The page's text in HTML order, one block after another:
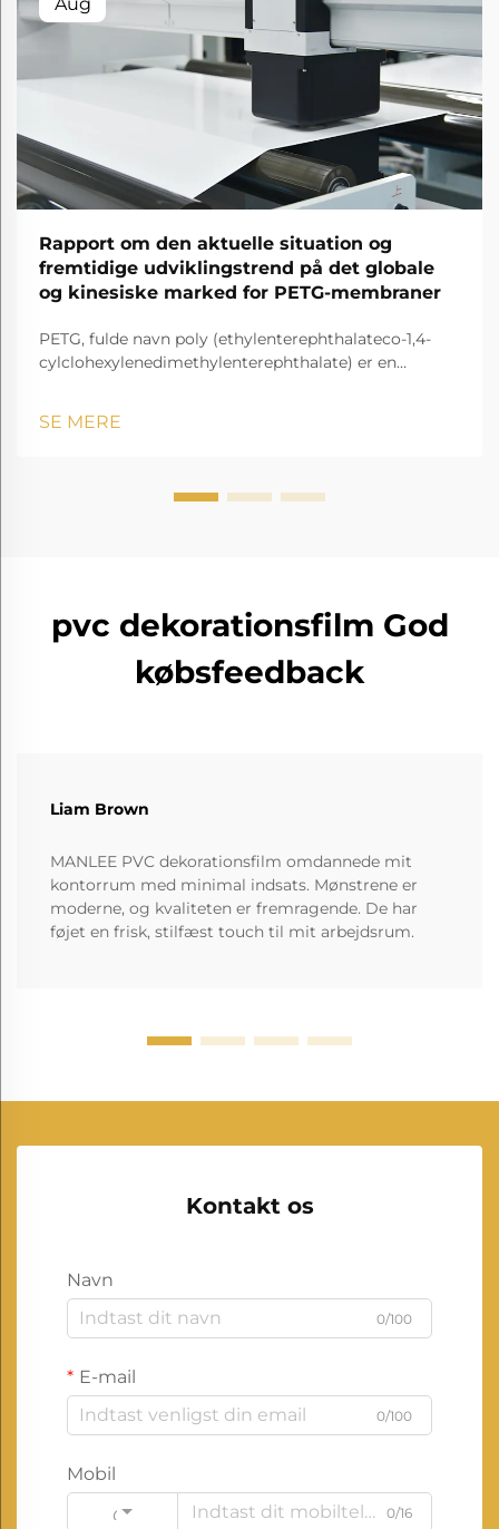
Rapport om den aktuelle situation og
fremtidige udviklingstrend på det globale
og kinesiske marked for PETG-membraner
PETG, fulde navn poly (ethylenterephthalateco-1,4-
cylclohexylenedimethylenterephthalate) er en
SE MERE
pvc dekorationsfilm God
købsfeedback
Liam Brown
MANLEE PVC dekorationsfilm omdannede mit
kontorrum med minimal indsats. Mønstrene er
moderne, og kvaliteten er fremragende. De har
føjet en frisk, stilfæst touch til mit arbejdsrum.
Kontakt os
Navn
0/100
E-mail
0/100
Mobil
Code
0/16